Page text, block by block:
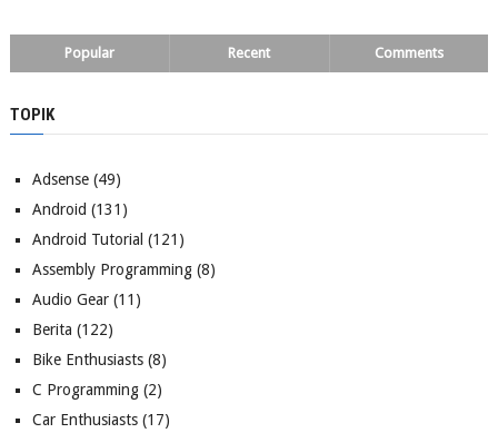
Popular Recent Comments
TOPIK
Adsense(49)
Android (131)
Android Tutorial (121)
Assembly Programming(8)
Audio Gear(11)
Berita (122)
Bike Enthusiasts(8)
C Programming(2)
Car Enthusiasts(17)